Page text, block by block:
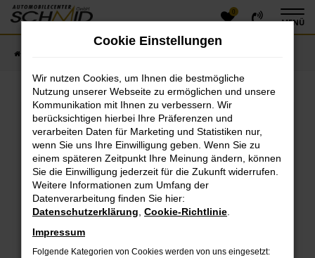
Zum
Hauptinhalt
0
MENÜ
Fehler: Network Error
Beim Laden ist ein Fehler aufgetreten.
Hier sind ein paar Tipps, die dir helfen können:
Überprüfe deine Firewall und deine
Internetverbindung.
Laden andere Webseiten, zum Beispiel deine
Suchmaschine?
Prüfe deine Browsererweiterungen.
Cookie Einstellungen
Wir nutzen Cookies, um Ihnen die bestmögliche
Nutzung unserer Webseite zu ermöglichen und unsere
Kommunikation mit Ihnen zu verbessern. Wir
berücksichtigen hierbei Ihre Präferenzen und
verarbeiten Daten für Marketing und Statistiken nur,
wenn Sie uns Ihre Einwilligung geben. Wenn Sie zu
einem späteren Zeitpunkt Ihre Meinung ändern, können
Sie die Einwilligung jederzeit für die Zukunft widerrufen.
Weitere Informationen zum Umfang der
Datenverarbeitung finden Sie hier:
Datenschutzerklärung Cookie-Richtlinie
Impressum
Folgende Kategorien von Cookies werden von uns eingesetzt: